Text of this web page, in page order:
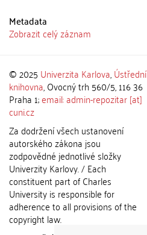
Metadata
Zobrazit celý záznam
© 2025 Univerzita Karlova,Ústřední
knihovna, Ovocný trh 560/5, 116 36
Praha 1;email: admin-repozitar [at]
cuni.cz
Za dodržení všech ustanovení
autorského zákona jsou
zodpovědné jednotlivé složky
Univerzity Karlovy. / Each
constituent part of Charles
University is responsible for
adherence to all provisions of the
copyright law.